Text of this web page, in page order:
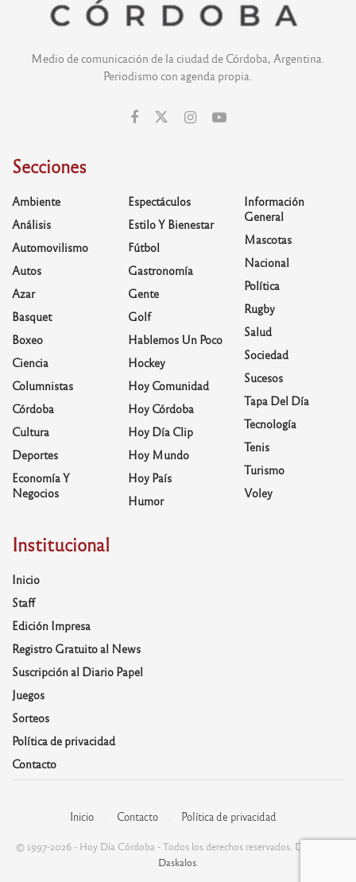
Medio de comunicación de la ciudad de Córdoba, Argentina.
Periodismo con agenda propia.
Secciones
Ambiente
Análisis
Automovilismo
Autos
Azar
Basquet
Boxeo
Ciencia
Columnistas
Córdoba
Cultura
Deportes
Economía Y
Negocios
Espectáculos
Estilo Y Bienestar
Fútbol
Gastronomía
Gente
Golf
Hablemos Un Poco
Hockey
Hoy Comunidad
Hoy Córdoba
Hoy Día Clip
Hoy Mundo
Hoy País
Humor
Información
General
Mascotas
Nacional
Política
Rugby
Salud
Sociedad
Sucesos
Tapa Del Día
Tecnología
Tenis
Turismo
Voley
Institucional
Inicio
Staff
Edición Impresa
Registro Gratuito al News
Suscripción al Diario Papel
Juegos
Sorteos
Política de privacidad
Contacto
Inicio Contacto Política de privacidad
© 1997-2026 - Hoy Día Córdoba - Todos los derechos reservados. Desarrolla:
Daskalos.